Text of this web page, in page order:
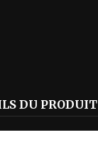
DU PRODUIT